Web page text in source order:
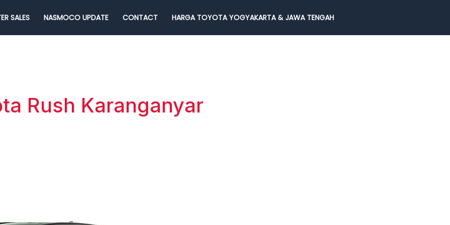
SALES NASMOCO UPDATE CONTACT HARGA TOYOTA YOGYAKARTA & JAWA TENGAH
Rush Karanganyar